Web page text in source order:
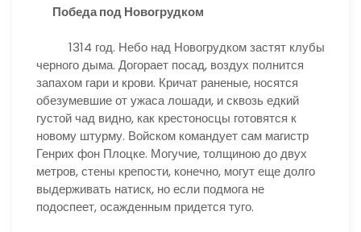
Победа под Новогрудком
1314 год. Небо над Новогрудком застят клубы
черного дыма. Догорает посад, воздух полнится
запахом гари и крови. Кричат раненые, носятся
обезумевшие от ужаса лошади, и сквозь едкий
густой чад видно, как крестоносцы готовятся к
новому штурму. Войском командует сам магистр
Генрих фон Плоцке. Могучие, толщиною до двух
метров, стены крепости, конечно, могут еще долго
выдерживать натиск, но если подмога не
подоспеет, осажденным придется туго.